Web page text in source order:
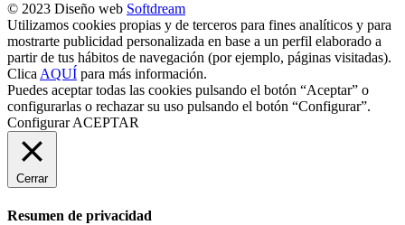
© 2023 Diseño web Softdream
Utilizamos cookies propias y de terceros para fines analíticos y para
mostrarte publicidad personalizada en base a un perfil elaborado a
partir de tus hábitos de navegación (por ejemplo, páginas visitadas).
ClicaAQUÍ para más información.
Puedes aceptar todas las cookies pulsando el botón “Aceptar” o
configurarlas o rechazar su uso pulsando el botón “Configurar”.
ConfigurarACEPTAR
Cerrar
Resumen de privacidad